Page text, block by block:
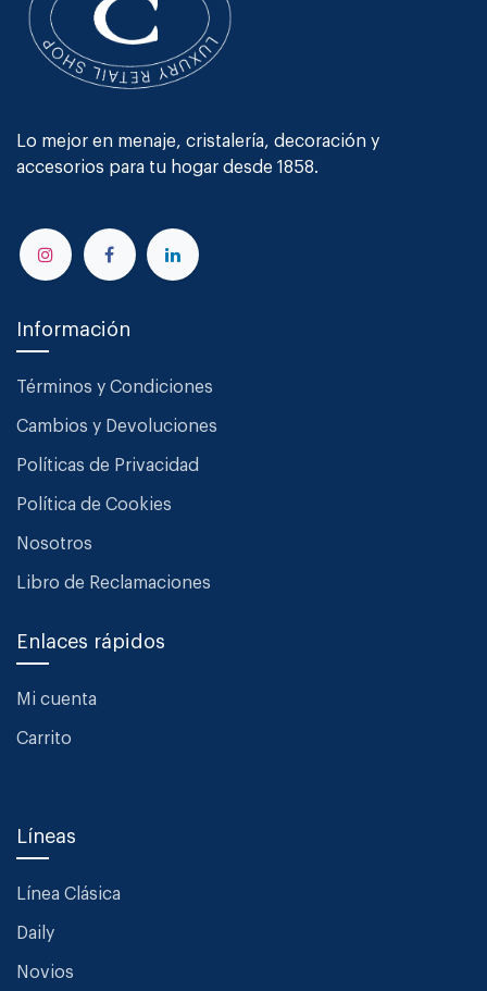
Lo mejor en menaje, cristalería, decoración y
accesorios para tu hogar desde 1858.
Información
Términos y Condiciones
Cambios y Devoluciones
Políticas de Privacidad
Política de Cookies
Nosotros
Libro de Reclamaciones
Enlaces rápidos
Mi cuenta
Carrito
Líneas
Línea Clásica
Daily
Novios